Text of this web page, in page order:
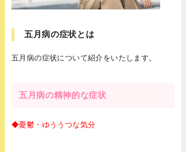
五月病の症状とは
五月病の症状について紹介をいたします。
五月病の精神的な症状
◆憂鬱・ゆううつな気分